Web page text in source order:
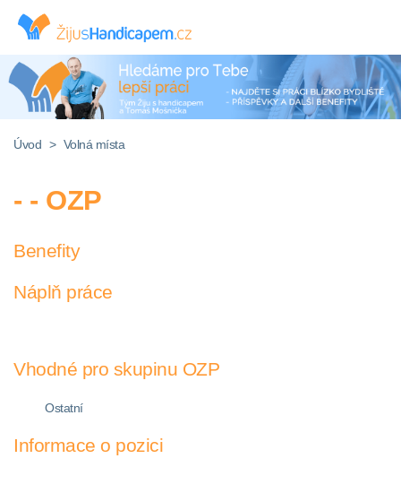
Úvod > Volná místa
- - OZP
Benefity
Náplň práce
Vhodné pro skupinu OZP
Ostatní
Informace o pozici